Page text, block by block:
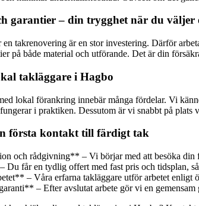
garantier – din trygghet när du väljer
takrenovering är en stor investering. Därför
på både material och utförande. Det är din
takläggare i Hagbo
lokal förankring innebär många fördelar. Vi
i praktiken. Dessutom är vi snabbt på
första kontakt till färdigt tak
och rådgivning** – Vi börjar med att besöka din
får en tydlig offert med fast pris och tidsplan,
– Våra erfarna takläggare utför arbetet enligt
– Efter avslutat arbete gör vi en gemensam